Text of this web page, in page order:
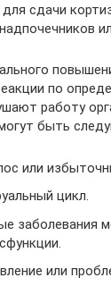
сдачи
по
работу
быть
или
цикл.
заболевания
или